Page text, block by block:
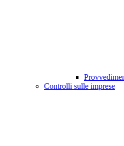
Controlli sulle imprese